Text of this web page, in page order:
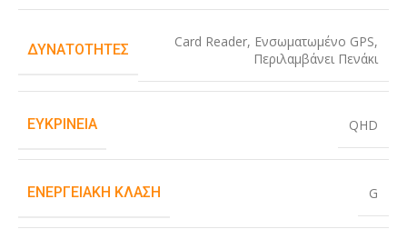
ΔΥΝΑΤΌΤΗΤΕΣ Card Reader, Ενσωματωμένο GPS,
Περιλαμβάνει Πενάκι
ΕΥΚΡΊΝΕΙΑ QHD
ΕΝΕΡΓΕΙΑΚΉ ΚΛΆΣΗ G